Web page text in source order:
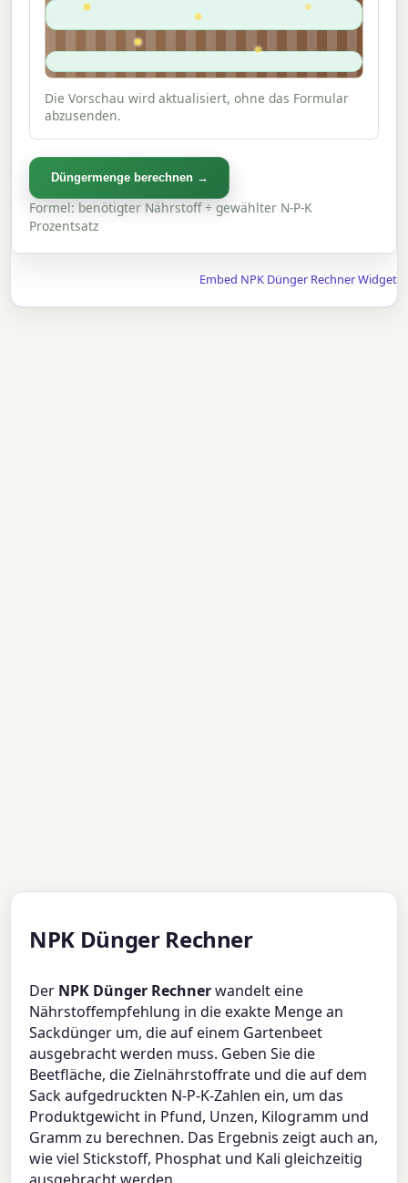
Die Vorschau wird aktualisiert, ohne das Formular
abzusenden.
Düngermenge berechnen →
Formel: benötigter Nährstoff ÷ gewählter N-P-K
Prozentsatz
Embed NPK Dünger Rechner Widget
NPK Dünger Rechner
Der NPK Dünger Rechnerwandelt eine
Nährstoffempfehlung in die exakte Menge an
Sackdünger um, die auf einem Gartenbeet
ausgebracht werden muss. Geben Sie die
Beetfläche, die Zielnährstoffrate und die auf dem
Sack aufgedruckten N-P-K-Zahlen ein, um das
Produktgewicht in Pfund, Unzen, Kilogramm und
Gramm zu berechnen. Das Ergebnis zeigt auch an,
wie viel Stickstoff, Phosphat und Kali gleichzeitig